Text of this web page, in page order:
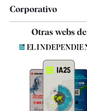
Corporativo
Quiénes somos
Especificaciones
Otras webs de